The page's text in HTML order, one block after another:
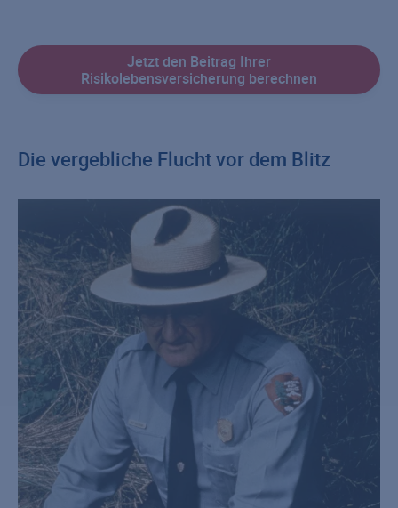
Jetzt den Beitrag Ihrer
Risikolebensversicherung berechnen
Die vergebliche Flucht vor dem Blitz